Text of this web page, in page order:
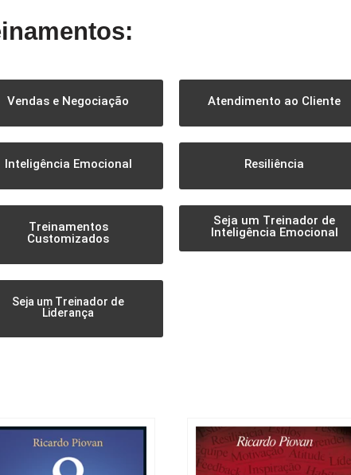
Vendas e Negociação
Inteligência Emocional
Treinamentos
Customizados
Seja um Treinador de
Liderança
Atendimento ao Cliente
Resiliência
Seja um Treinador de
Inteligência Emocional